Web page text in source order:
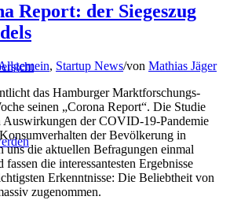
Report: der Siegeszug
, Startup News/von Mathias Jäger
das Hamburger Marktforschungs-
seinen „Corona Report“. Die Studie
Auswirkungen der COVID-19-Pandemie
der Bevölkerung in
uns die aktuellen Befragungen einmal
fassen die interessantesten Ergebnisse
Erkenntnisse: Die Beliebtheit von
zugenommen.